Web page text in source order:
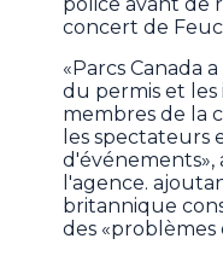
concert de
«Parcs Canada
du permis et
membres de la
les spectateurs
d'événements»,
l'agence.
britannique
des «problèmes